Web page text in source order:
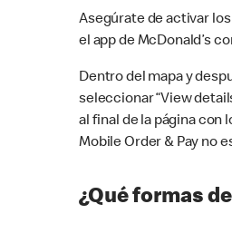
Asegúrate de activar
el app de McDonald’s
Dentro del mapa y
seleccionar “View
al final de la página con
Mobile Order & Pay no
¿Qué formas